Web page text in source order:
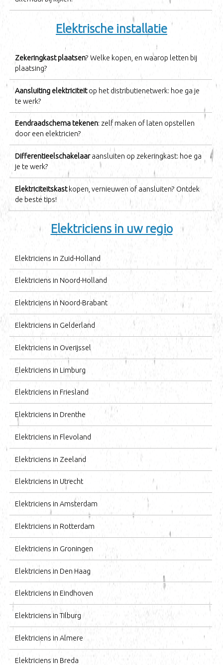
Elektrische installatie
Zekeringkast plaatsen? Welke kopen, en waarop letten bij
plaatsing?
Aansluiting elektriciteitop het distributienetwerk: hoe ga je
te werk?
Eendraadschema tekenen: zelf maken of laten opstellen
door een elektricien?
Differentieelschakelaaraansluiten op zekeringkast: hoe ga
je te werk?
Elektriciteitskastkopen, vernieuwen of aansluiten? Ontdek
de beste tips!
Elektriciens in uw regio
Elektriciens in Zuid-Holland
Elektriciens in Noord-Holland
Elektriciens in Noord-Brabant
Elektriciens in Gelderland
Elektriciens in Overijssel
Elektriciens in Limburg
Elektriciens in Friesland
Elektriciens in Drenthe
Elektriciens in Flevoland
Elektriciens in Zeeland
Elektriciens in Utrecht
Elektriciens in Amsterdam
Elektriciens in Rotterdam
Elektriciens in Groningen
Elektriciens in Den Haag
Elektriciens in Eindhoven
Elektriciens in Tilburg
Elektriciens in Almere
Elektriciens in Breda